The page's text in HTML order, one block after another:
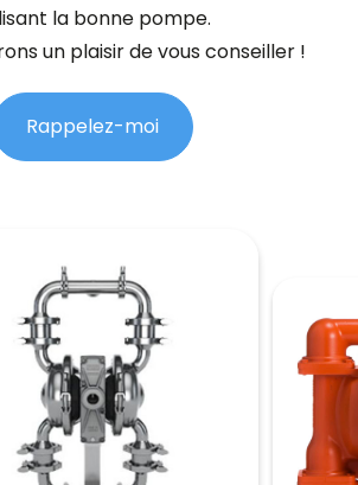
la bonne pompe.
un plaisir de vous conseiller !
Rappelez-moi